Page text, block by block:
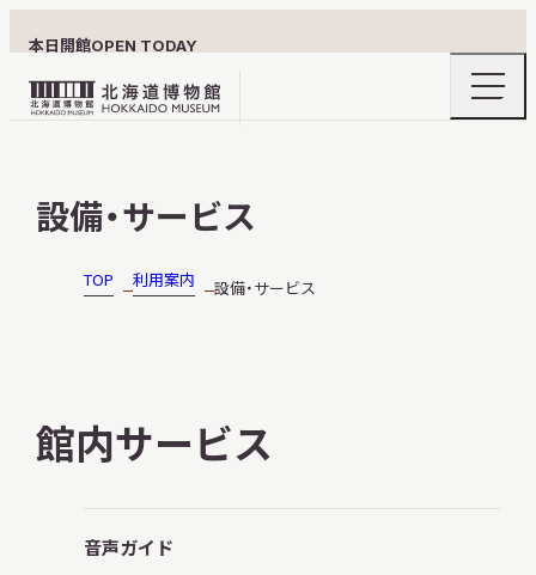
本日開館OPEN TODAY
北
博
ナ
ビ
利用案内
設備・サービス
TOP 利用案内 設備・サービス
館内サービス
音声ガイド